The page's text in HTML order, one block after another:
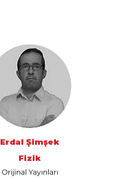
Erdal Şimşek
Fizik
Orijinal Yayınları